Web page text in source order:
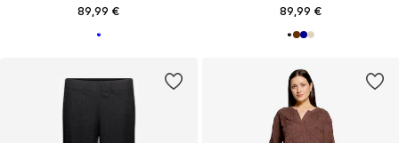
89,99 € 89,99 €